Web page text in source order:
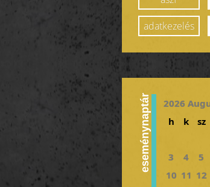
adatkezelés
eseménynaptár
2026
h
k sz
3
4 5
10 11 12